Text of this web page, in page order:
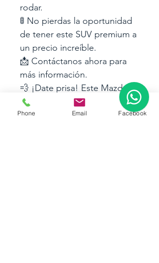
rodar.
🚦 No pierdas la oportunidad
de tener este SUV premium a
un precio increíble.
📩 Contáctanos ahora para
más información.
💨 ¡Date prisa! Este Mazda
CX-30 no estará disponible
por mucho tiempo.
Phone Email Facebook